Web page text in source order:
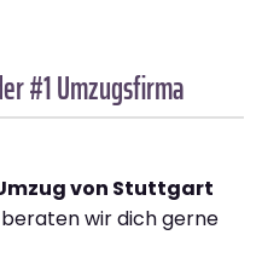
#1 Umzugsfirma
von Stuttgart
beraten wir dich gerne